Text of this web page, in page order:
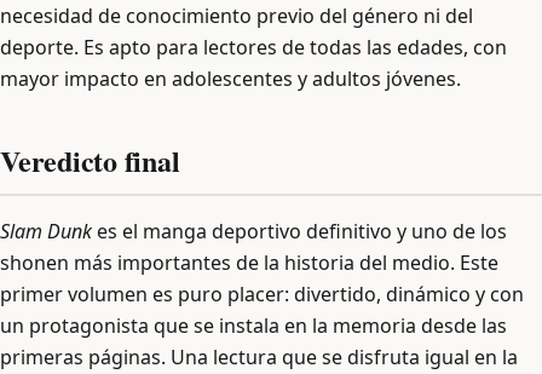
necesidad de conocimiento previo del género ni del
deporte. Es apto para lectores de todas las edades, con
mayor impacto en adolescentes y adultos jóvenes.
Veredicto final
Slam Dunkes el manga deportivo definitivo y uno de los
shonen más importantes de la historia del medio. Este
primer volumen es puro placer: divertido, dinámico y con
un protagonista que se instala en la memoria desde las
primeras páginas. Una lectura que se disfruta igual en la